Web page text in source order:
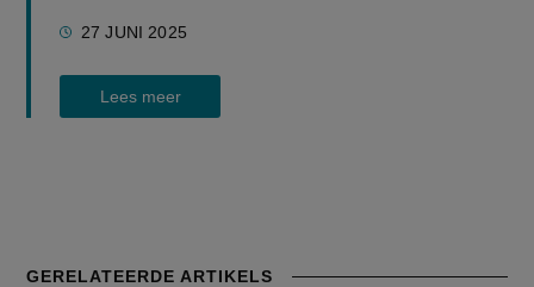
27 JUNI 2025
Lees meer
GERELATEERDE ARTIKELS